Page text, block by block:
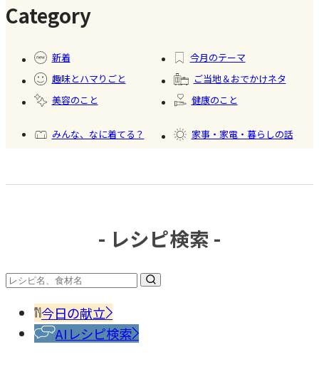
製フ
ード
料・
香辛
料
#かき
#健康
Category
新着
今月のテーマ
趣味とハマりごと
ご当地＆おでかけネタ
美容のこと
健康のこと
みんな、なに着てる？
家事・家電・暮らしの話
- レシピ検索 -
今日の献立
AIレシピ検索